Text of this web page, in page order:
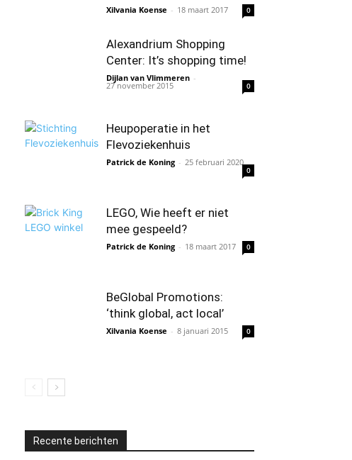
Xilvania Koense - 18 maart 2017 0
Alexandrium Shopping
Center: It’s shopping time!
Dijlan van Vlimmeren -
27 november 2015 0
Heupoperatie in het
Flevoziekenhuis
Patrick de Koning - 25 februari 2020
0
LEGO, Wie heeft er niet
mee gespeeld?
Patrick de Koning - 18 maart 2017 0
BeGlobal Promotions:
‘think global, act local’
Xilvania Koense - 8 januari 2015 0
Recente berichten